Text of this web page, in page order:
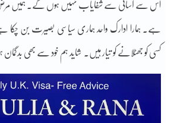
اس سے آسانی سے شفایاب نہیں ہوں گے۔ ہمیں مرض
ہے۔ ہمارا ادارک واحد ہماری سیاسی بصیرت بن
کسی کو جھٹلانے کو تیار ہیں۔ شاید ہم خود سے بھی بدگمان